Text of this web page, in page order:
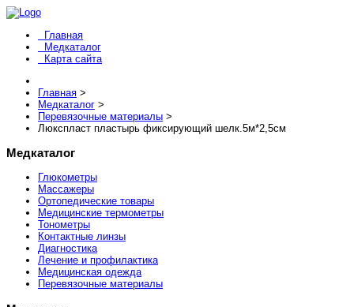
Главная
Медкаталог
Карта сайта
Главная >
Медкаталог >
Перевязочные материалы >
Люкспласт пластырь фиксирующий шелк.5м*2,5см
Медкаталог
Глюкометры
Массажеры
Ортопедические товары
Медицинские термометры
Тонометры
Контактные линзы
Диагностика
Лечение и профилактика
Медицинская одежда
Перевязочные материалы